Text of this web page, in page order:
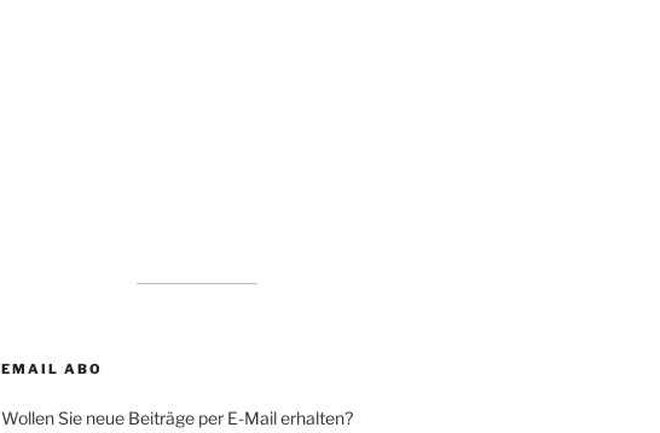
EMAIL ABO
Wollen Sie neue Beiträge per E-Mail erhalten?